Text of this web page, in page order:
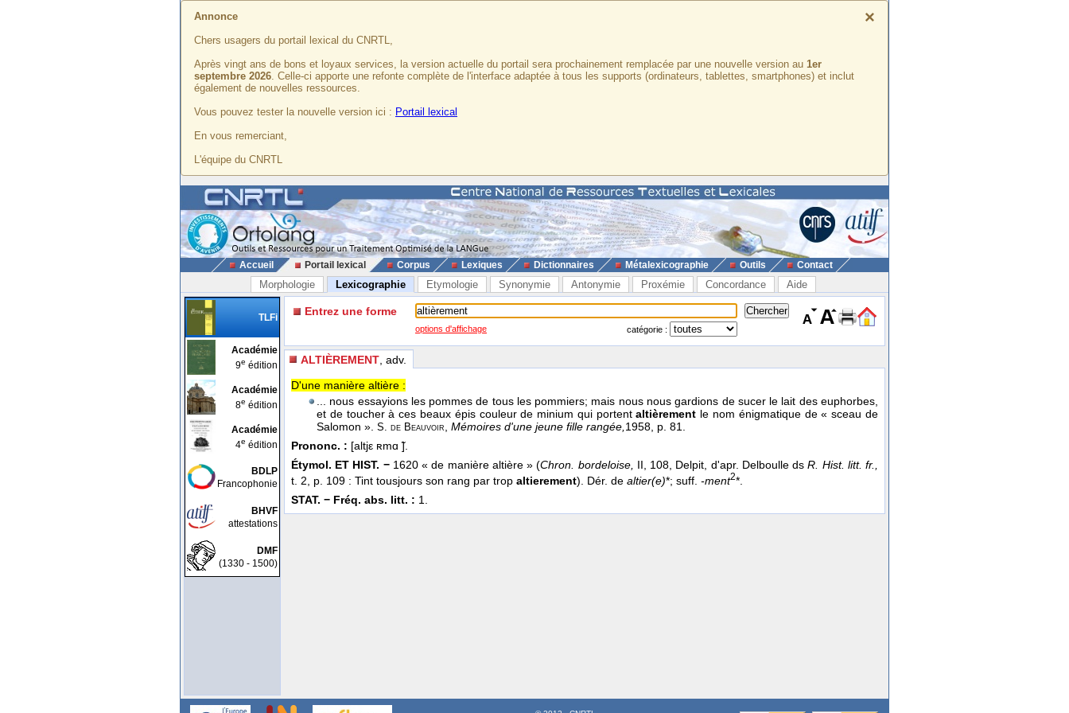
×
Annonce
Chers usagers du portail lexical du CNRTL,
Après vingt ans de bons et loyaux services, la version actuelle du portail sera prochainement remplacée par une nouvelle version au 1er
septembre 2026. Celle-ci apporte une refonte complète de l'interface adaptée à tous les supports (ordinateurs, tablettes, smartphones) et inclut
également de nouvelles ressources.
Vous pouvez tester la nouvelle version ici : Portail lexical
En vous remerciant,
L'équipe du CNRTL
Accueil Portail lexical Corpus Lexiques Dictionnaires Métalexicographie Outils Contact
Morphologie Lexicographie Etymologie Synonymie Antonymie Proxémie Concordance Aide
TLFi
Académie
9e édition
Académie
8e édition
Académie
4e édition
BDLP
Francophonie
BHVF
attestations
DMF
(1330 - 1500)
Entrez une forme
options d'affichage catégorie :
ALTIÈREMENT , adv.
D'une manière altière :
... nous essayions les pommes de tous les pommiers; mais nous nous gardions de sucer le lait des euphorbes,
et de toucher à ces beaux épis couleur de minium qui portentaltièrement le nom énigmatique de « sceau de
Salomon ». S. de Beauvoir, Mémoires d'une jeune fille rangée,1958, p. 81.
Prononc. : [altjε ʀmɑ ̃].
Étymol. ET HIST. −1620 « de manière altière » (Chron. bordeloise, II, 108, Delpit, d'apr. Delboulle dsR. Hist. litt. fr.,
t. 2, p. 109 : Tint tousjours son rang par trop altierement). Dér. de altier(e)*; suff. -ment2*.
STAT. − Fréq. abs. litt. : 1.